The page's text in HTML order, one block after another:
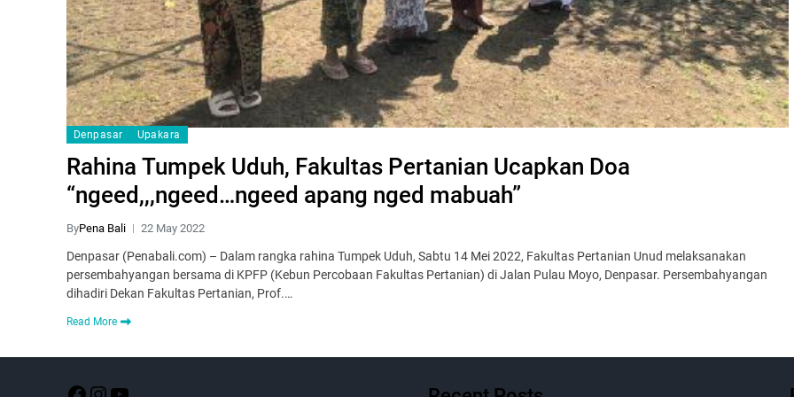
Denpasar Upakara
Rahina Tumpek Uduh, Fakultas Pertanian Ucapkan Doa
“ngeed,,,ngeed…ngeed apang nged mabuah”
ByPena Bali 22 May 2022
Denpasar (Penabali.com) – Dalam rangka rahina Tumpek Uduh, Sabtu 14 Mei 2022, Fakultas Pertanian Unud melaksanakan
persembahyangan bersama di KPFP (Kebun Percobaan Fakultas Pertanian) di Jalan Pulau Moyo, Denpasar. Persembahyangan
dihadiri Dekan Fakultas Pertanian, Prof.…
Read More